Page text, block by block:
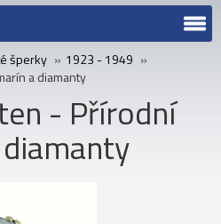
šperky » 1923 - 1949 »
a diamanty
- Přírodní